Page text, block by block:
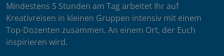
Mindestens 5 Stunden am Tag arbeitet Ihr auf
Kreativreisen in kleinen Gruppen intensiv mit einem
Top-Dozenten zusammen. An einem Ort, der Euch
inspirieren wird.